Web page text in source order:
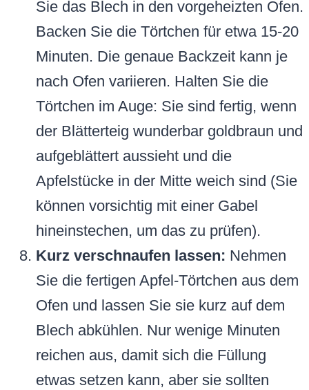
Sie das Blech in den vorgeheizten Ofen.
Backen Sie die Törtchen für etwa 15-20
Minuten. Die genaue Backzeit kann je
nach Ofen variieren. Halten Sie die
Törtchen im Auge: Sie sind fertig, wenn
der Blätterteig wunderbar goldbraun und
aufgeblättert aussieht und die
Apfelstücke in der Mitte weich sind (Sie
können vorsichtig mit einer Gabel
hineinstechen, um das zu prüfen).
Kurz verschnaufen lassen: Nehmen
Sie die fertigen Apfel-Törtchen aus dem
Ofen und lassen Sie sie kurz auf dem
Blech abkühlen. Nur wenige Minuten
reichen aus, damit sich die Füllung
etwas setzen kann, aber sie sollten